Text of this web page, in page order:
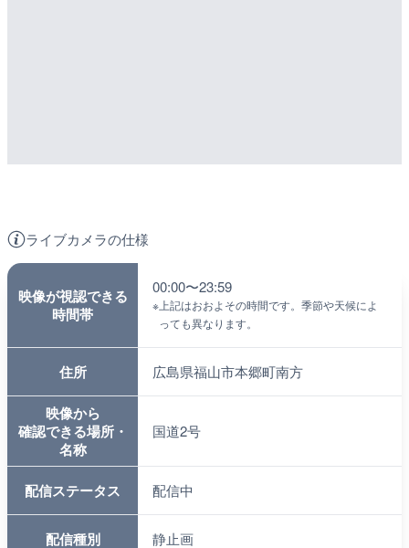
ライブカメラの仕様
映像が視認できる
時間帯
00:00〜23:59
※ 上記はおおよその時間です。季節や天候によ
っても異なります。
住所 広島県福山市本郷町南方
映像から
確認できる場所・
名称
国道2号
配信ステータス 配信中
配信種別 静止画